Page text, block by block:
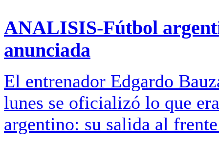
ANALISIS-Fútbol
anunciada
El entrenador Edgardo
lunes se oficializó lo que
argentino: su salida al